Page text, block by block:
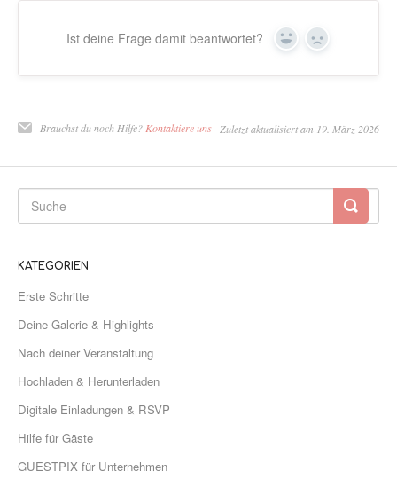
Ist deine Frage damit beantwortet? Ja Nein
Brauchst du noch Hilfe?Kontaktiere uns Zuletzt aktualisiert am 19. März 2026
KATEGORIEN
Erste Schritte
Deine Galerie & Highlights
Nach deiner Veranstaltung
Hochladen & Herunterladen
Digitale Einladungen & RSVP
Hilfe für Gäste
GUESTPIX für Unternehmen